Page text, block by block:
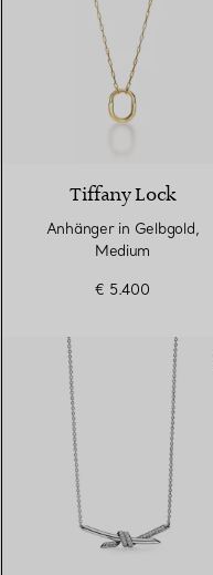
Tiffany Lock
Anhänger in Gelbgold,
Medium
€ 5.400